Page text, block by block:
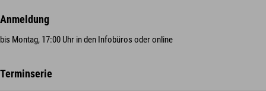
Anmeldung
bis Montag, 17:00 Uhr in den Infobüros oder online
Terminserie